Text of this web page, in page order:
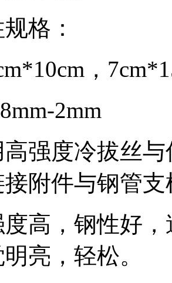
格：
，
2mm
强度冷拔丝
附件与钢管
高，钢性好
亮，轻松。